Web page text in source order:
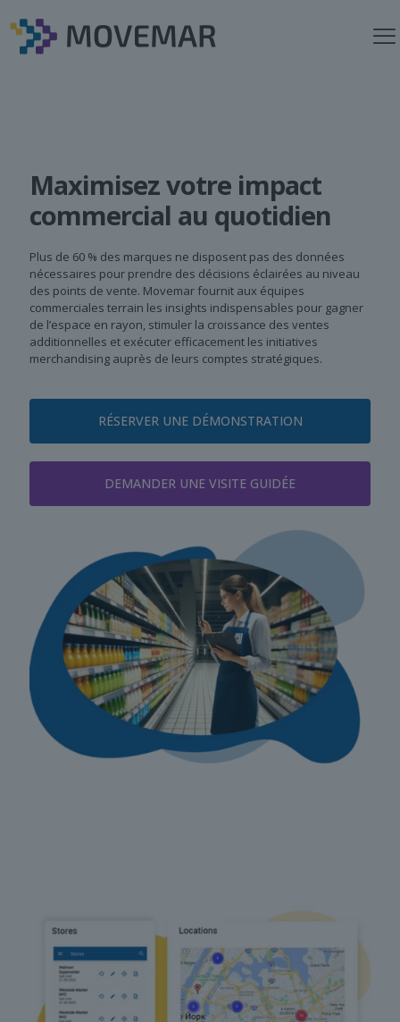
Maximisez votre impact
commercial au quotidien
Plus de 60 % des marques ne disposent pas des données
nécessaires pour prendre des décisions éclairées au niveau
des points de vente. Movemar fournit aux équipes
commerciales terrain les insights indispensables pour gagner
de l’espace en rayon, stimuler la croissance des ventes
additionnelles et exécuter efficacement les initiatives
merchandising auprès de leurs comptes stratégiques.
RÉSERVER UNE DÉMONSTRATION
DEMANDER UNE VISITE GUIDÉE